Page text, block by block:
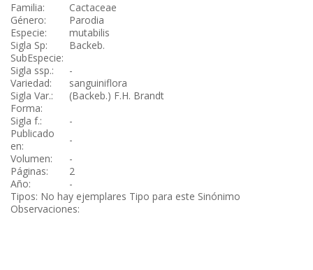
Familia:
Cactaceae
Género:
Parodia
Especie:
mutabilis
Sigla Sp:
Backeb.
SubEspecie:
Sigla ssp.:
-
Variedad:
sanguiniflora
Sigla Var.:
(Backeb.) F.H. Brandt
Forma:
Sigla f.:
-
Publicado
en:
-
Volumen:
-
Páginas:
2
Año:
-
Tipos: No hay ejemplares Tipo para este Sinónimo
Observaciones: